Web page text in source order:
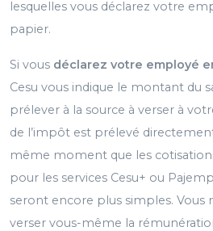
lesquelles vous déclarez votre
papier.
Si vous déclarez votre employé
Cesu vous indique le montant du
prélever à la source à verser à
de l’impôt est prélevé
même moment que les
pour les services Cesu+ ou
seront encore plus simples. Vous
verser vous-même la